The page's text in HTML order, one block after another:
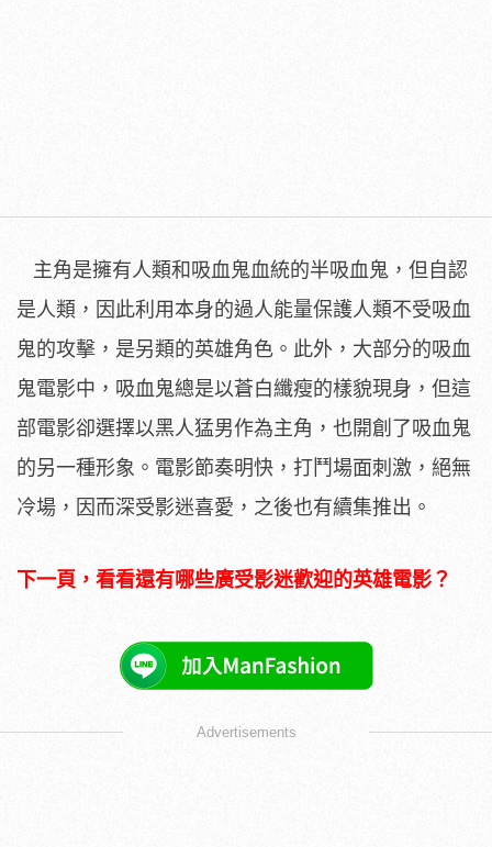
主角是擁有人類和吸血鬼血統的半吸血鬼，但自認
是人類，因此利用本身的過人能量保護人類不受吸血
鬼的攻擊，是另類的英雄角色。此外，大部分的吸血
鬼電影中，吸血鬼總是以蒼白纖瘦的樣貌現身，但這
部電影卻選擇以黑人猛男作為主角，也開創了吸血鬼
的另一種形象。電影節奏明快，打鬥場面刺激，絕無
冷場，因而深受影迷喜愛，之後也有續集推出。
下一頁，看看還有哪些廣受影迷歡迎的英雄電影？
Advertisements